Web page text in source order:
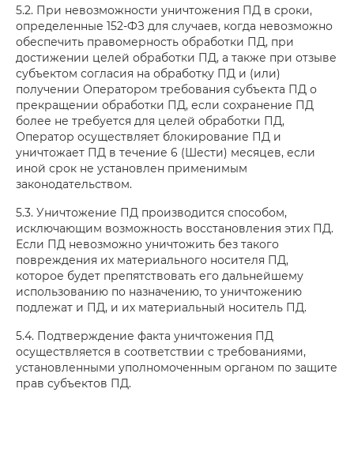
5.2. При невозможности уничтожения ПД в сроки,
определенные 152-ФЗ для случаев, когда невозможно
обеспечить правомерность обработки ПД, при
достижении целей обработки ПД, а также при отзыве
субъектом согласия на обработку ПД и (или)
получении Оператором требования субъекта ПД о
прекращении обработки ПД, если сохранение ПД
более не требуется для целей обработки ПД,
Оператор осуществляет блокирование ПД и
уничтожает ПД в течение 6 (Шести) месяцев, если
иной срок не установлен применимым
законодательством.
5.3. Уничтожение ПД производится способом,
исключающим возможность восстановления этих ПД.
Если ПД невозможно уничтожить без такого
повреждения их материального носителя ПД,
которое будет препятствовать его дальнейшему
использованию по назначению, то уничтожению
подлежат и ПД, и их материальный носитель ПД.
5.4. Подтверждение факта уничтожения ПД
осуществляется в соответствии с требованиями,
установленными уполномоченным органом по защите
прав субъектов ПД.